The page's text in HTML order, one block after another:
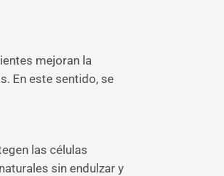
mejoran la
En este sentido, se
las células
sin endulzar y